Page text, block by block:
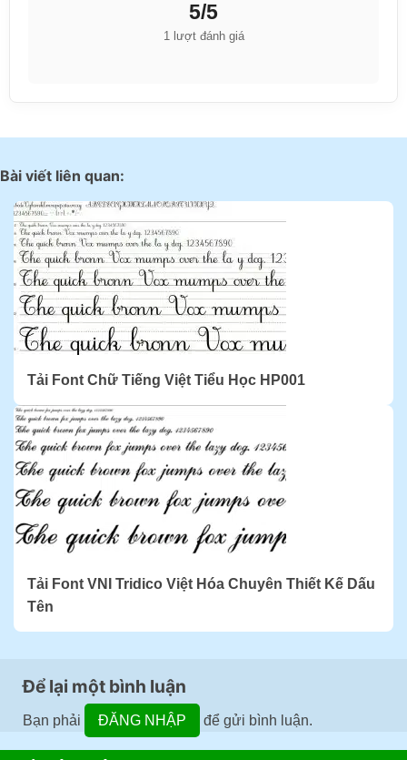
5/5
1 lượt đánh giá
Bài viết liên quan:
Tải Font Chữ Tiếng Việt Tiểu Học HP001
Tải Font VNI Tridico Việt Hóa Chuyên Thiết Kế Dấu
Tên
Để lại một bình luận
Bạn phải ĐĂNG NHẬP để gửi bình luận.